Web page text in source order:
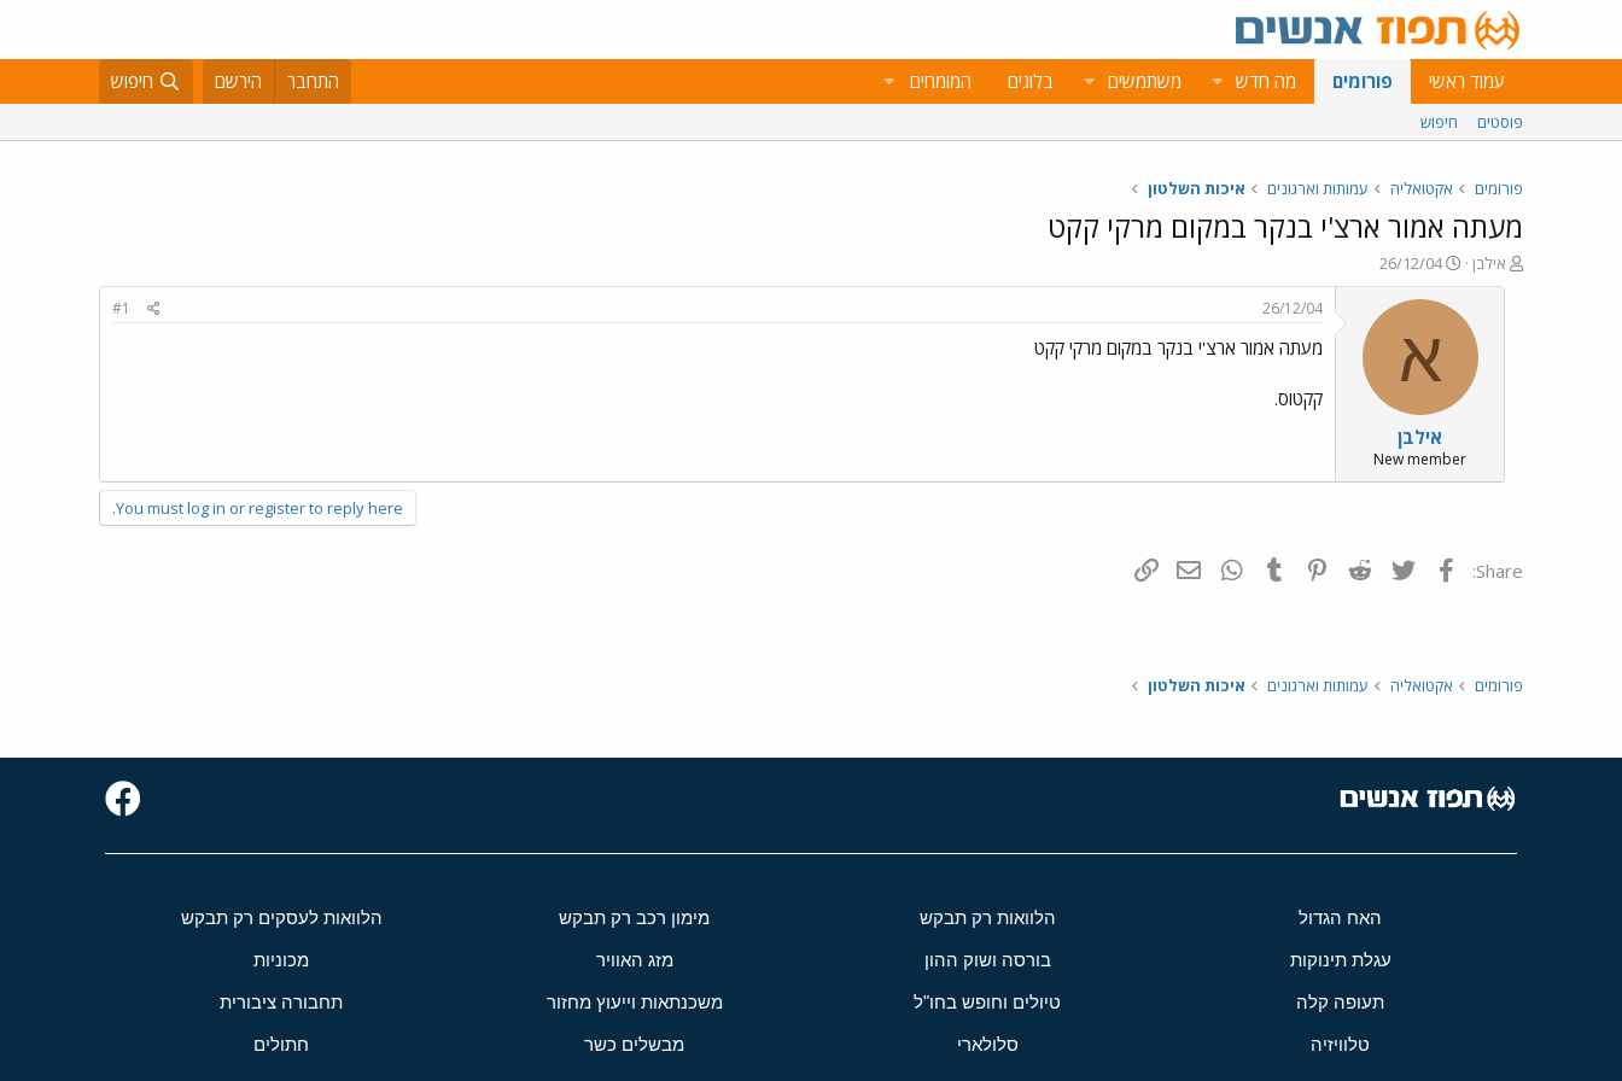
עמוד ראשי פורומים מה חדש משתמשים בלוגים המומחים התחבר הירשם חיפוש
פוסטים חיפוש
פורומים אקטואליה עמותות וארגונים איכות השלטון
מעתה אמור ארצ'י בנקר במקום מרקי קקט
פ
ו
אילבן
פ
ו
ר
ם
ב
א
ר
י
ך
26/12/04
א
אילבן
New member
26/12/04
#1
מעתה אמור ארצ'י בנקר במקום מרקי קקט
קקטוס.
You must log in or register to reply here.
Share: פייסבוק Twitter
Reddit
Pinterest
Tumblr
WhatsAppדואר אלקטרוני
פורומים אקטואליה עמותות וארגונים איכות השלטון
האח הגדול הלוואות רק תבקש מימון רכב רק תבקש הלוואות לעסקים רק תבקש
עגלת תינוקות בורסה ושוק ההון מזג האוויר מכוניות
תעופה קלה טיולים וחופש בחו"ל משכנתאות וייעוץ מחזור תחבורה ציבורית
טלוויזיה סלולארי מבשלים כשר חתולים